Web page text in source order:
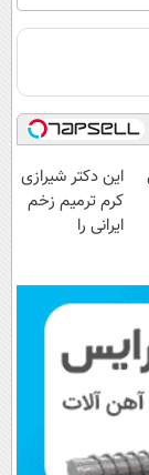
این دکتر شیرازی
کرم ترمیم زخم
ایرانی را